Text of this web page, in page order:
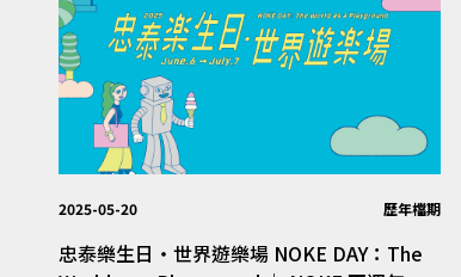
2025-05-20 歷年檔期
忠泰樂生日・世界遊樂場 NOKE DAY：The